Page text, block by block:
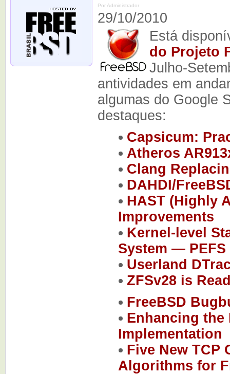
Por Administrador
29/10/2010
Está
do Projeto
Julho-
antividades em
algumas do Google
destaques:
Capsicum:
Atheros
Clang
DAHDI/
HAST (Highly
Improvements
Kernel-level
System — PEFS
Userland
ZFSv28 is
FreeBSD
Enhancing the
Implementation
Five New TCP
Algorithms for